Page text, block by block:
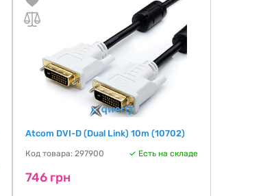
Atcom DVI-D (Dual Link) 10m (10702)
Код товара: 297900 Есть на складе
746 грн